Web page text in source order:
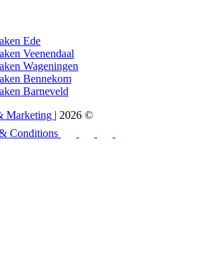
Ede
Veenendaal
Wageningen
Bennekom
Barneveld
Marketing | 2026 ©
Conditions